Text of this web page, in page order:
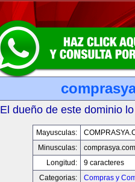
El dueño de este dominio
Mayusculas:
Minusculas:
comprasya.com
Longitud:
9 caracteres
Categorias:
Compras y